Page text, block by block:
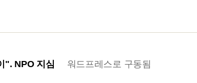
". NPO 지심 워드프레스로 구동됨